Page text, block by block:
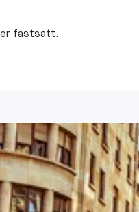
fastsatt.